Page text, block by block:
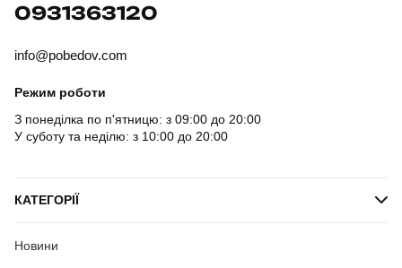
0931363120
info@pobedov.com
Режим роботи
З понеділка по п'ятницю: з 09:00 до 20:00
У суботу та неділю: з 10:00 до 20:00
КАТЕГОРІЇ
Новини